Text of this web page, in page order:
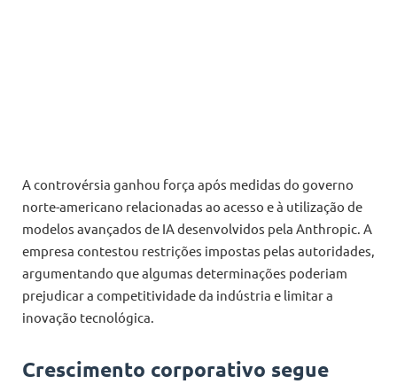
A controvérsia ganhou força após medidas do governo
norte-americano relacionadas ao acesso e à utilização de
modelos avançados de IA desenvolvidos pela Anthropic. A
empresa contestou restrições impostas pelas autoridades,
argumentando que algumas determinações poderiam
prejudicar a competitividade da indústria e limitar a
inovação tecnológica.
Crescimento corporativo segue